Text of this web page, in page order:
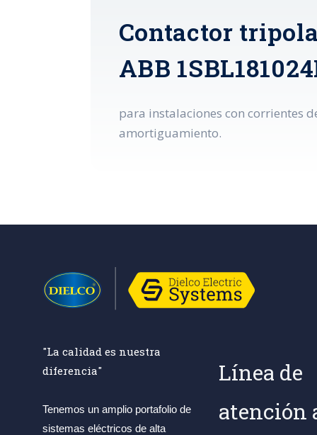
Contactor
ABB
para instalaciones con corrientes
amortiguamiento.
"La calidad es nuestra
diferencia"
Tenemos un amplio portafolio de
sistemas eléctricos de alta
Línea de
atención